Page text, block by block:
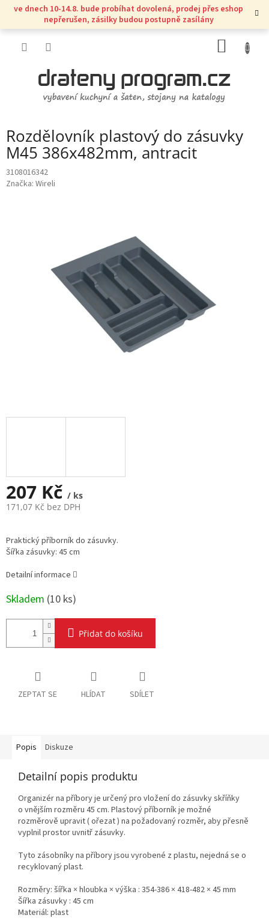
Přejít
obsah
ve dnech 10-14.8. bude probíhat dovolená, prodej přes eshop
nepřerušen, zásilky budou postupně zasílány
KOŠÍK
Rozdělovník plastový do zásuvky
M45 386x482mm, antracit
3108016342
Značka: Wireli
207 Kč / ks
171,07 Kč bez DPH
cena:
Praktický příborník do zásuvky.
Šířka zásuvky: 45 cm
Detailní informace
Skladem (10 ks)
Přidat do košíku
ZEPTAT SE HLÍDAT SDÍLET
Popis Diskuze
Detailní popis produktu
Organizér na příbory je určený pro vložení do zásuvky skříňky
o vnějším rozměru 45 cm. Plastový příborník je možné
rozměrově upravit ( ořezat ) na požadovaný rozměr, aby přesně
vyplnil prostor uvnitř zásuvky.
Tyto zásobníky na příbory jsou vyrobené z plastu, nejedná se o
recyklovaný plast.
Rozměry: šířka × hloubka × výška : 354-386 × 418-482 × 45 mm
Šířka zásuvky : 45 cm
Materiál: plast